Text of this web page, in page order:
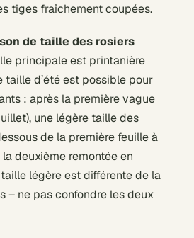
tiges fraîchement coupées.
de taille des rosiers
principale est printanière
taille d’été est possible pour
: après la première vague
une légère taille des
de la première feuille à
deuxième remontée en
légère est différente de la
– ne pas confondre les deux